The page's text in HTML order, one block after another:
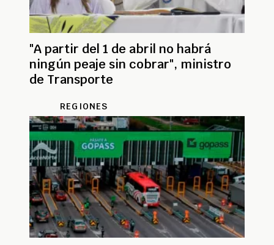
"A partir del 1 de abril no habrá
ningún peaje sin cobrar", ministro
de Transporte
REGIONES